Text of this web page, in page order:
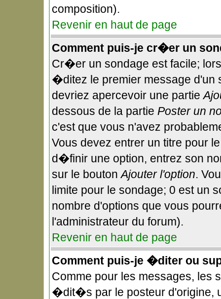
composition).
Revenir en haut de page
Comment puis-je cr�er un
Cr�er un sondage est facile;
�ditez le premier message d'un
devriez apercevoir une partie
dessous de la partie Poster un
c'est que vous n'avez
Vous devez entrer un titre pour
d�finir une option, entrez son
sur le boutonAjouter l'option.
limite pour le sondage; 0 est un
nombre d'options que vous
l'administrateur du forum).
Revenir en haut de page
Comment puis-je �diter ou
Comme pour les messages, les
�dit�s par le posteur d'origine,